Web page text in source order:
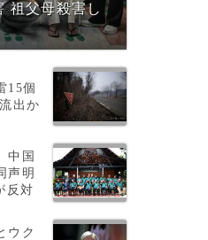
祖父母殺害し
15個
出か
中国
声明
反対
ウク